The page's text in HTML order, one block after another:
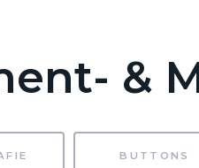
&
BUTTONS